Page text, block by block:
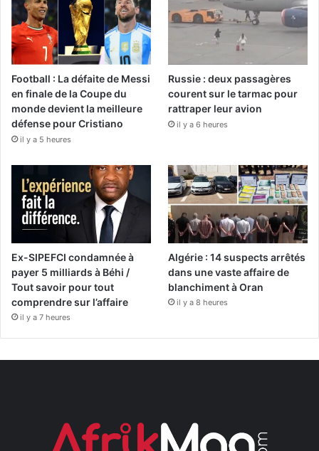
Football : La défaite de Messi
en finale de la Coupe du
monde devient la meilleure
défense pour Cristiano
il y a 5 heures
Russie : deux passagères
courent sur le tarmac pour
rattraper leur avion
il y a 6 heures
Ex-SIPEFCI condamnée à
payer 5 milliards à Béhi /
Tout savoir pour tout
comprendre sur l’affaire
il y a 7 heures
Algérie : 14 suspects arrêtés
dans une vaste affaire de
blanchiment à Oran
il y a 8 heures